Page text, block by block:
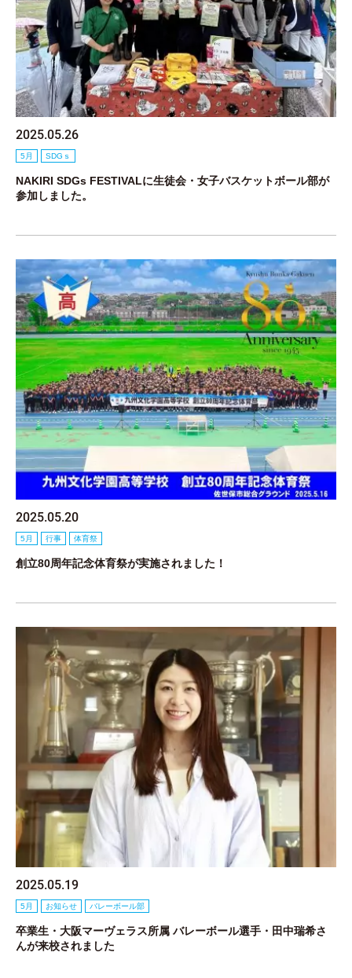
2025.05.26
5月 SDGｓ
NAKIRI SDGs FESTIVALに生徒会・女子バスケットボール部が
参加しました。
2025.05.20
5月 行事 体育祭
創立80周年記念体育祭が実施されました！
2025.05.19
5月 お知らせ バレーボール部
卒業生・大阪マーヴェラス所属 バレーボール選手・田中瑞希さ
んが来校されました